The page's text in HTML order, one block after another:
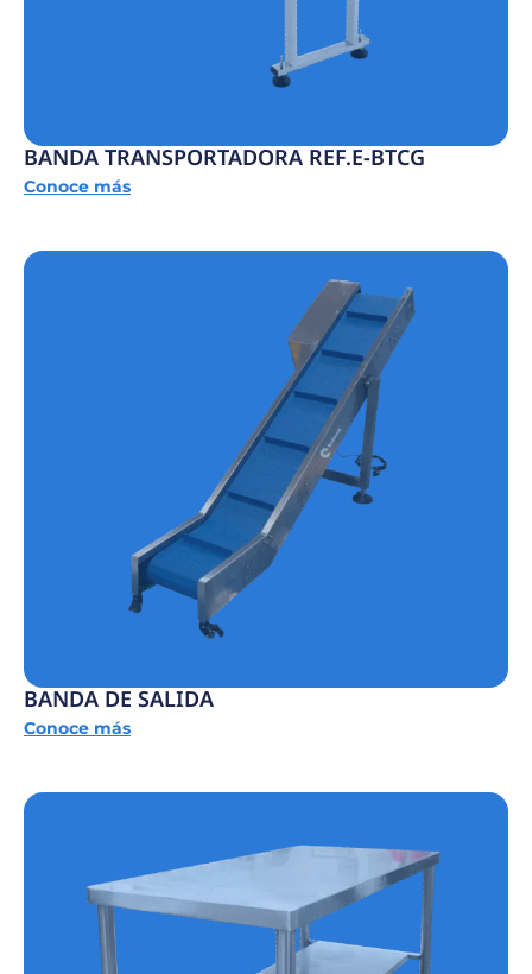
BANDA TRANSPORTADORA REF.E-BTCG
Conoce más
BANDA DE SALIDA
Conoce más